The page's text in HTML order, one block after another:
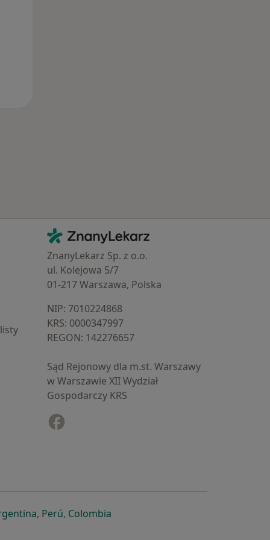
Kontakt
ZnanyLekarz - Strona główna
ZnanyLekarz Sp. z o.o.
ul. Kolejowa 5/7
01-217 Warszawa, Polska
NIP: ⁠7010224868
KRS: ⁠0000347997
REGON: ⁠142276657
Sąd Rejonowy dla m.st. Warszawy
w Warszawie XII Wydział
Gospodarczy KRS
karcie
w nowej karcie
się w nowej karcie
otwiera się w nowej karcie
, Perúotwiera się w nowej karcie
, Colombiaotwiera się w nowej karcie